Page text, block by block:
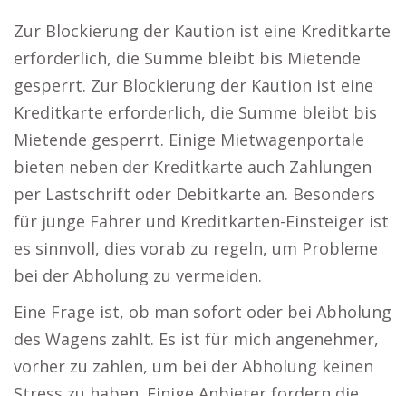
Zur Blockierung der Kaution ist eine Kreditkarte
erforderlich, die Summe bleibt bis Mietende
gesperrt. Zur Blockierung der Kaution ist eine
Kreditkarte erforderlich, die Summe bleibt bis
Mietende gesperrt. Einige Mietwagenportale
bieten neben der Kreditkarte auch Zahlungen
per Lastschrift oder Debitkarte an. Besonders
für junge Fahrer und Kreditkarten-Einsteiger ist
es sinnvoll, dies vorab zu regeln, um Probleme
bei der Abholung zu vermeiden.
Eine Frage ist, ob man sofort oder bei Abholung
des Wagens zahlt. Es ist für mich angenehmer,
vorher zu zahlen, um bei der Abholung keinen